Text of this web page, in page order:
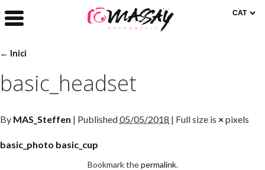
← Inici
basic_headset
By MAS_Steffen | Published05/05/2018 | Full size is ×pixels
basic_photo basic_cup
Bookmark thepermalink.